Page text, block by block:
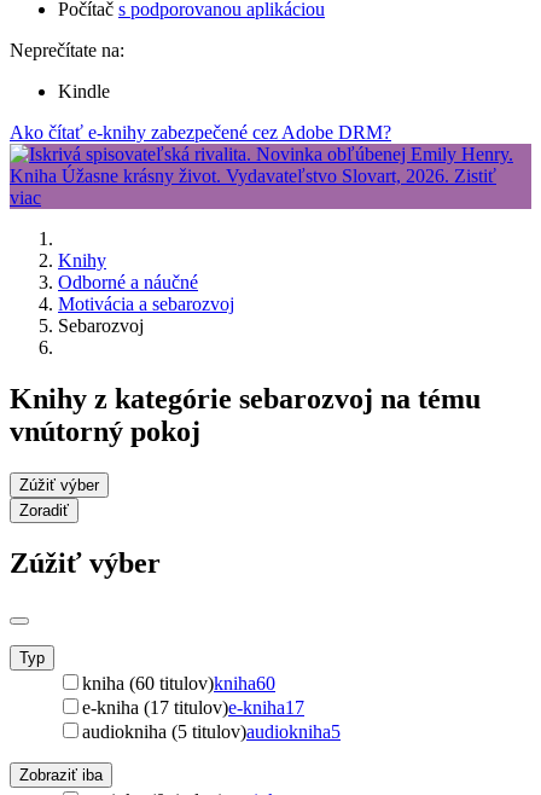
Počítač s podporovanou aplikáciou
Neprečítate na:
Kindle
Ako čítať e-knihy zabezpečené cez Adobe DRM?
Knihy
Odborné a náučné
Motivácia a sebarozvoj
Sebarozvoj
Knihy z kategórie sebarozvoj na tému
vnútorný pokoj
Zúžiť výber
Zoradiť
Zúžiť výber
Typ
kniha (60 titulov)kniha60
e-kniha (17 titulov)e-kniha17
audiokniha (5 titulov)audiokniha5
Zobraziť iba